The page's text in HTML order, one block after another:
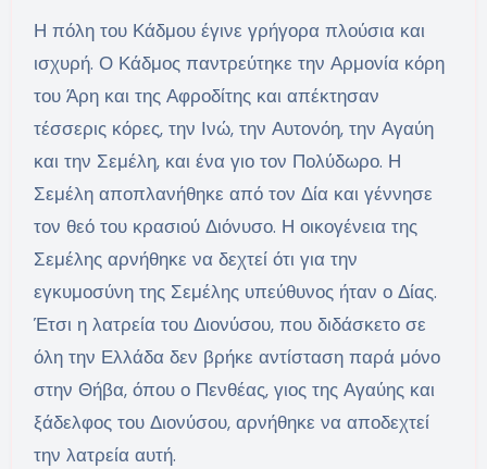
Η πόλη του Κάδμου έγινε γρήγορα πλούσια και
ισχυρή. Ο Κάδμος παντρεύτηκε την Αρμονία κόρη
του Άρη και της Αφροδίτης και απέκτησαν
τέσσερις κόρες, την Ινώ, την Αυτονόη, την Αγαύη
και την Σεμέλη, και ένα γιο τον Πολύδωρο. Η
Σεμέλη αποπλανήθηκε από τον Δία και γέννησε
τον θεό του κρασιού Διόνυσο. Η οικογένεια της
Σεμέλης αρνήθηκε να δεχτεί ότι για την
εγκυμοσύνη της Σεμέλης υπεύθυνος ήταν ο Δίας.
Έτσι η λατρεία του Διονύσου, που διδάσκετο σε
όλη την Ελλάδα δεν βρήκε αντίσταση παρά μόνο
στην Θήβα, όπου ο Πενθέας, γιος της Αγαύης και
ξάδελφος του Διονύσου, αρνήθηκε να αποδεχτεί
την λατρεία αυτή.